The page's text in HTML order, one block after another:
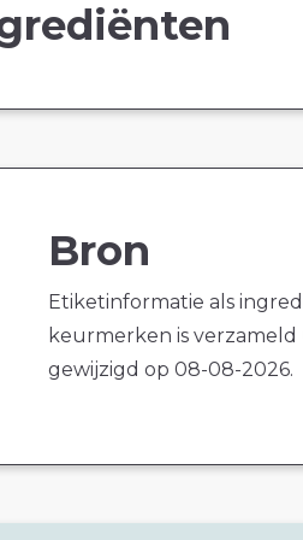
Bron
Etiketinformatie als
keurmerken is verzameld
gewijzigd op 08-08-2026.